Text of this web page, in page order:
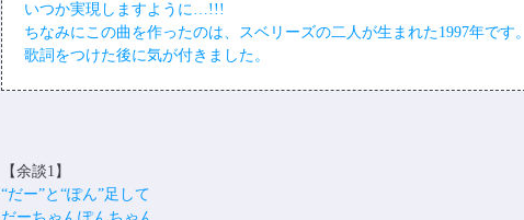
いつか実現しますように…!!!
ちなみにこの曲を作ったのは、スベリーズの二人が生まれた1997年です。
歌詞をつけた後に気が付きました。
【余談1】
“だー”と“ぽん”足して